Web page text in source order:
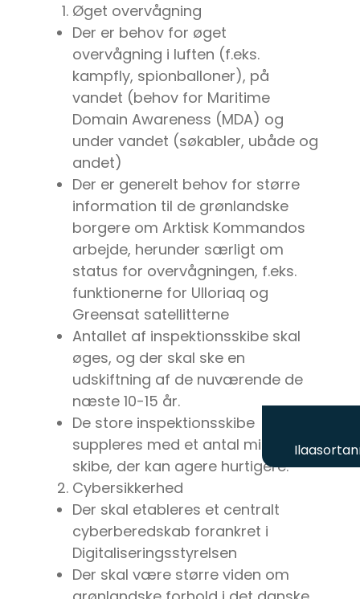
Øget overvågning
Der er behov for øget
overvågning i luften (f.eks.
kampfly, spionballoner), på
vandet (behov for Maritime
Domain Awareness (MDA) og
under vandet (søkabler, ubåde og
andet)
Der er generelt behov for større
information til de grønlandske
borgere om Arktisk Kommandos
arbejde, herunder særligt om
status for overvågningen, f.eks.
funktionerne for Ulloriaq og
Greensat satellitterne
Antallet af inspektionsskibe skal
øges, og der skal ske en
udskiftning af de nuværende de
næste 10-15 år.
De store inspektionsskibe
suppleres med et antal mindre
skibe, der kan agere hurtigere.
Cybersikkerhed
Der skal etableres et centralt
cyberberedskab forankret i
Digitaliseringsstyrelsen
Der skal være større viden om